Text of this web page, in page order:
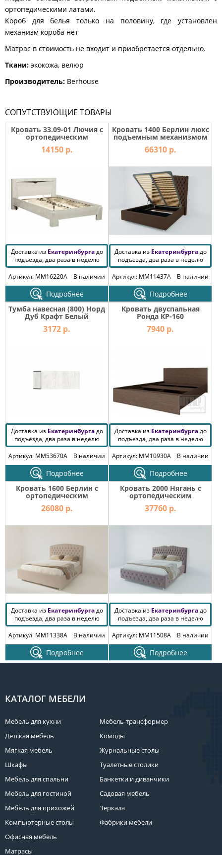
ортопедическими латами.
Короб для белья только на половину, где установлен
механизм короба нет
Матрас в стоимость не входит и приобретается отдельно.
Ткани: экокожа, велюр
Производитель: Berhouse
СОПУТСТВУЮЩИЕ ТОВАРЫ
Кровать 33.09-01 Лючия с
ортопедическим
основанием 1400 бетон
14150 р.
Доставка из Екатеринбургадо
подъезда, два раза в неделю
Артикул: MM16220A
В наличии
Подробнее
Кровать 1400 Берлин люкс
подъемным механизмом
03ЛБР
66310 р.
Доставка из Екатеринбургадо
подъезда, два раза в неделю
Артикул: MM11437A
В наличии
Подробнее
Тумба навесная (800) Норд
Дуб Крафт Белый
3172 р.
Доставка из Екатеринбургадо
подъезда, два раза в неделю
Артикул: MM53670A
В наличии
Подробнее
Кровать двуспальная
Ронда КР-160
7940 р.
Доставка из Екатеринбургадо
подъезда, два раза в неделю
Артикул: MM10930A
В наличии
Подробнее
Кровать 1600 Берлин с
ортопедическим
основанием 02БРЛ
26080 р.
Доставка из Екатеринбургадо
подъезда, два раза в неделю
Артикул: MM11338A
В наличии
Подробнее
Кровать 2000 Нягань с
ортопедическим
основанием 02НГН
37760 р.
Доставка из Екатеринбургадо
подъезда, два раза в неделю
Артикул: MM11508A
В наличии
Подробнее
КАТАЛОГ МЕБЕЛИ
Мебель для кухни
Детская мебель
Мягкая мебель
Шкафы
Мебель для спальни
Мебель для гостиной
Мебель для прихожей
Компьютерные столы
Офисная мебель
Матрасы
Мебель-трансформер
Комоды
Журнальные столы
Туалетные столики
Банкетки и диванчики
Садовая мебель
Зеркала
Фабрики мебели